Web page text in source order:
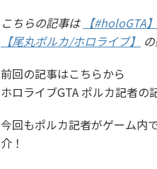
こちらの記事は 【#holoGTA
【尾丸ポルカ/ホロライブ】
前回の記事はこちらから
ホロライブGTA ポルカ記者の
今回もポルカ記者がゲーム内
介！